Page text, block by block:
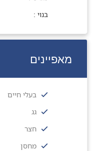
בנוי :
מאפיינים
בעלי חיים
גג
חצר
מחסן